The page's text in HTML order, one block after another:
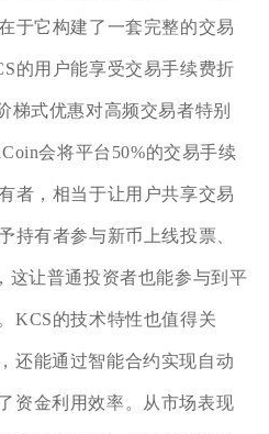
于它构建了一套完整的交易
的用户能享受交易手续费折
梯式优惠对高频交易者特别
会将平台50%的交易手续
者，相当于让用户共享交易
持有者参与新币上线投票、
这让普通投资者也能参与到平
KCS的技术特性也值得关
还能通过智能合约实现自动
资金利用效率。从市场表现